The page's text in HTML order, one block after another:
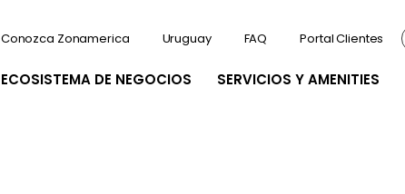
ECOSISTEMA DE NEGOCIOS SERVICIOS Y AMENITIES
Conozca Zonamerica Uruguay FAQ Portal Clientes